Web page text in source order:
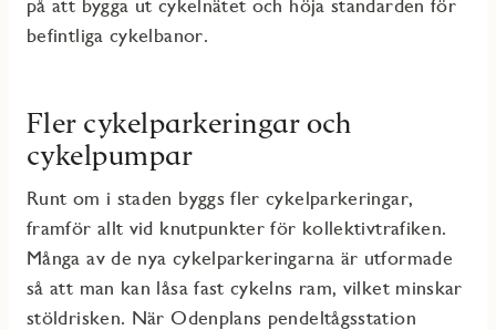
på att bygga ut cykelnätet och höja standarden för
befintliga cykelbanor.
Fler cykelparkeringar och
cykelpumpar
Runt om i staden byggs fler cykelparkeringar,
framför allt vid knutpunkter för kollektivtrafiken.
Många av de nya cykelparkeringarna är utformade
så att man kan låsa fast cykelns ram, vilket minskar
stöldrisken. När Odenplans pendeltågsstation